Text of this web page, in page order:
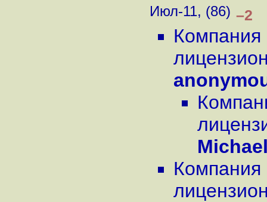
Июл-11, (86) –2
Компания
Компания